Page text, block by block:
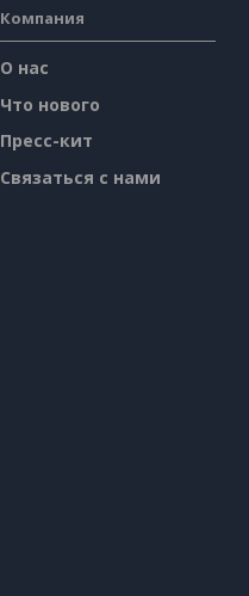
Компания
О нас
Что нового
Пресс-кит
Связаться с нами